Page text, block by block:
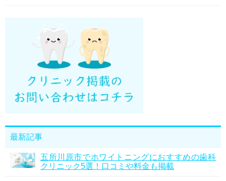
最新記事
五所川原市でホワイトニングにおすすめの歯科
クリニック5選！口コミや料金も掲載